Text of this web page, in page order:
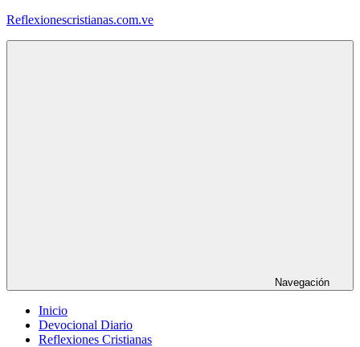
Saltar
Reflexionescristianas.com.ve
Navegación
Inicio
Devocional Diario
Reflexiones Cristianas